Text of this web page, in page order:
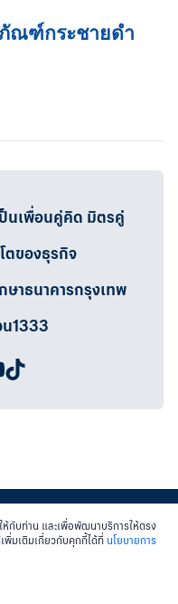
ณฑ์กระชายดำ
นเพื่อนคู่คิด มิตรคู่
ตของธุรกิจ
าธนาคารกรุงเทพ
1333
ห้กับท่าน และเพื่อพัฒนาบริการให้ตรง
พิ่มเติมเกี่ยวกับคุกกี้ได้ที่ นโยบายการ